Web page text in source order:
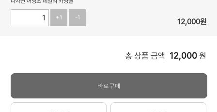
+1 -1 12,000원
총 상품 금액 12,000 원
바로구매